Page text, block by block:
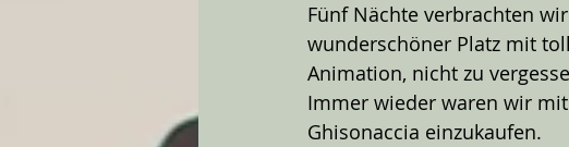
Fünf Nächte verbrachten
wunderschöner Platz mit
Animation, nicht zu
Immer wieder waren wir
Ghisonaccia einzukaufen.